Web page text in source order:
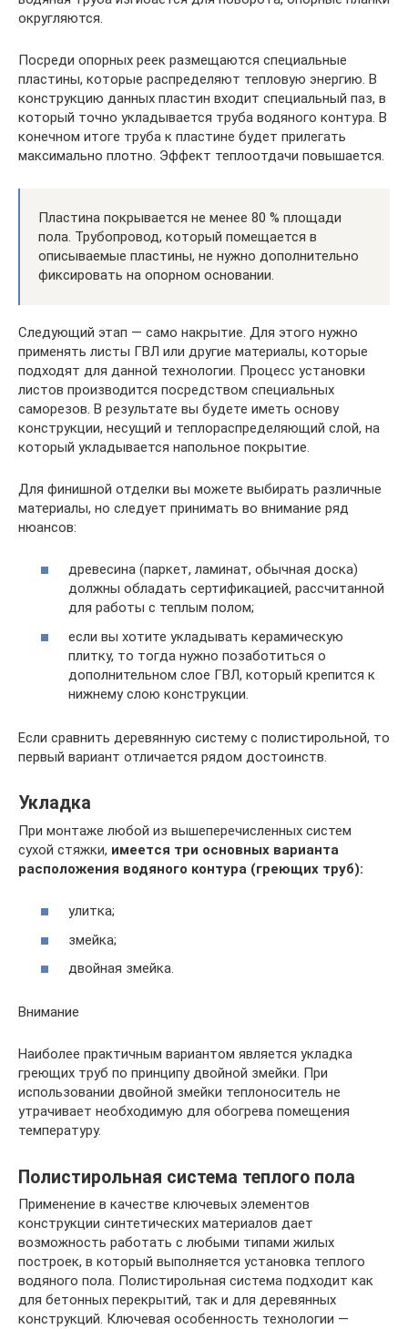
округляются.
Посреди опорных реек размещаются специальные
пластины, которые распределяют тепловую энергию. В
конструкцию данных пластин входит специальный паз, в
который точно укладывается труба водяного контура. В
конечном итоге труба к пластине будет прилегать
максимально плотно. Эффект теплоотдачи повышается.
Пластина покрывается не менее 80 % площади
пола. Трубопровод, который помещается в
описываемые пластины, не нужно дополнительно
фиксировать на опорном основании.
Следующий этап — само накрытие. Для этого нужно
применять листы ГВЛ или другие материалы, которые
подходят для данной технологии. Процесс установки
листов производится посредством специальных
саморезов. В результате вы будете иметь основу
конструкции, несущий и теплораспределяющий слой, на
который укладывается напольное покрытие.
Для финишной отделки вы можете выбирать различные
материалы, но следует принимать во внимание ряд
нюансов:
древесина (паркет, ламинат, обычная доска)
должны обладать сертификацией, рассчитанной
для работы с теплым полом;
если вы хотите укладывать керамическую
плитку, то тогда нужно позаботиться о
дополнительном слое ГВЛ, который крепится к
нижнему слою конструкции.
Если сравнить деревянную систему с полистирольной, то
первый вариант отличается рядом достоинств.
Укладка
При монтаже любой из вышеперечисленных систем
сухой стяжки, имеется три основных варианта
расположения водяного контура (греющих труб):
улитка;
змейка;
двойная змейка.
Внимание
Наиболее практичным вариантом является укладка
греющих труб по принципу двойной змейки. При
использовании двойной змейки теплоноситель не
утрачивает необходимую для обогрева помещения
температуру.
Полистирольная система теплого пола
Применение в качестве ключевых элементов
конструкции синтетических материалов дает
возможность работать с любыми типами жилых
построек, в который выполняется установка теплого
водяного пола. Полистирольная система подходит как
для бетонных перекрытий, так и для деревянных
конструкций. Ключевая особенность технологии —